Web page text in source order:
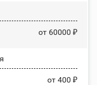
от 60000 ₽
от 400 ₽